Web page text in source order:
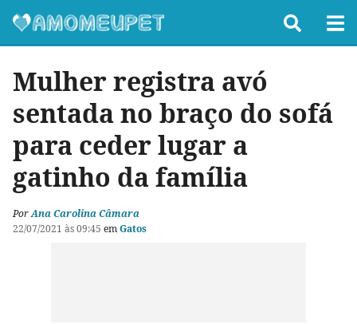
Mulher registra avó
sentada no braço do sofá
para ceder lugar a
gatinho da família
PorAna Carolina Câmara
22/07/2021 às 09:45 emGatos